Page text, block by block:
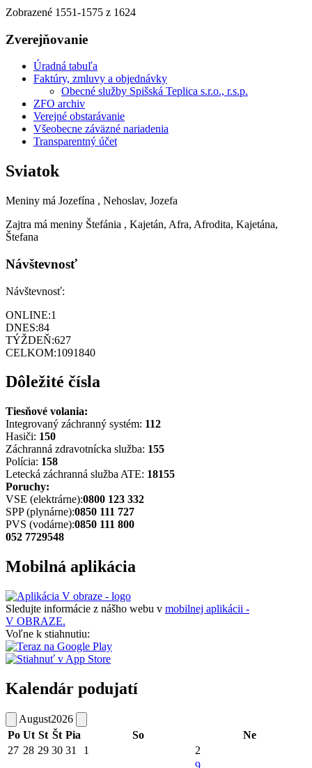
Zobrazené 1551-1575 z 1624
Zverejňovanie
Úradná tabuľa
Faktúry, zmluvy a objednávky
Obecné služby Spišská Teplica s.r.o., r.s.p.
ZFO archiv
Verejné obstarávanie
Všeobecne záväzné nariadenia
Transparentný účet
Sviatok
Meniny má Jozefína , Nehoslav, Jozefa
Zajtra má meniny Štefánia , Kajetán, Afra, Afrodita, Kajetána,
Štefana
Návštevnosť
Návštevnosť:
ONLINE:1
DNES:84
TÝŽDEŇ:627
CELKOM:1091840
Dôležité čísla
Tiesňové volania:
Integrovaný záchranný systém: 112
Hasiči: 150
Záchranná zdravotnícka služba: 155
Polícia: 158
Letecká záchranná služba ATE: 18155
Poruchy:
VSE (elektrárne):0800 123 332
SPP (plynárne):0850 111 727
PVS (vodárne):0850 111 800
052 7729548
Mobilná aplikácia
Sledujte informácie z nášho webu v mobilnej aplikácii -
V OBRAZE.
Voľne k stiahnutiu:
Kalendár podujatí
August2026
Po Ut St Št Pia So
Ne
27 28 29 30 31 1
2
9